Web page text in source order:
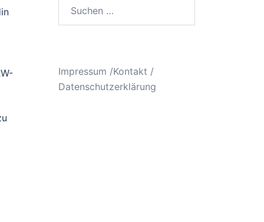
Impressum /Kontakt /
Datenschutzerklärung